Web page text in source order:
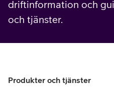
driftinformation och
och tjänster.
Produkter och tjänster